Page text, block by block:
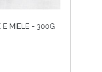
E MIELE - 300G